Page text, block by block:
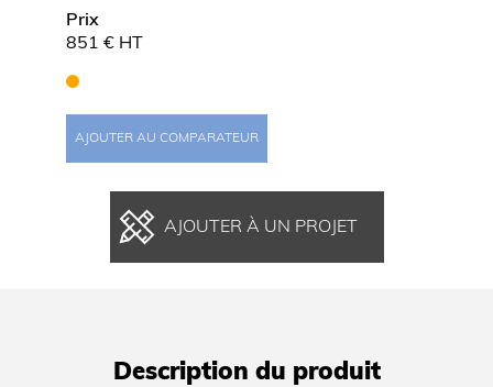
Prix
851 € HT
AJOUTER AU COMPARATEUR
AJOUTER À UN PROJET
Description du produit